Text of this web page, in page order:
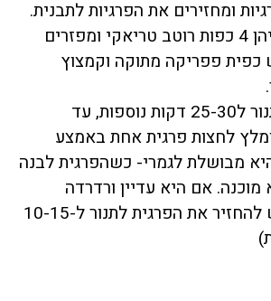
ומחזירים את הפרגיות לתבנית.
שופכים עליהן 4 כפות רוטב טריאקי ומפזרים
פפריקה מתוקה וקמצוץ
מחזירים לתנור ל25-30 דקות נוספות, עד
לחצות פרגית אחת באמצע
מבושלת לגמרי- כשהפרגית לבנה
אם היא עדיין ורדרדה
מבפנים- יש להחזיר את הפרגית לתנור ל-10-15